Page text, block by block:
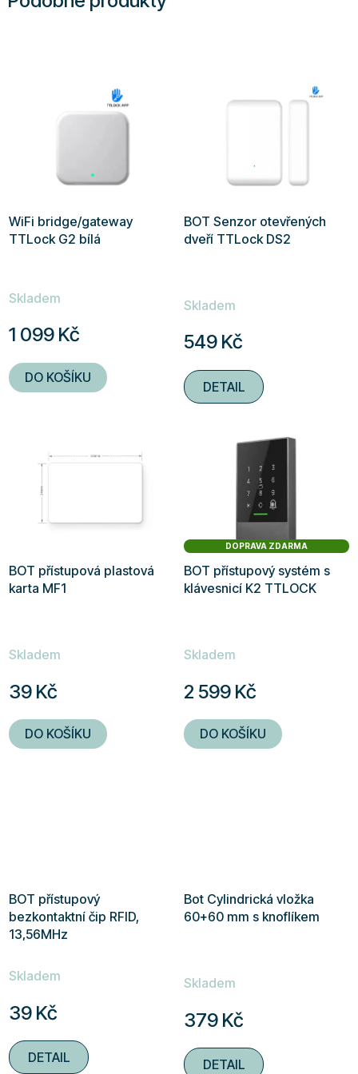
WiFi bridge/gateway
TTLock G2 bílá
hodnocení
je
4,9
z
Skladem
1 099 Kč
DO KOŠÍKU
BOT Senzor otevřených
dveří TTLock DS2
Skladem
549 Kč
DETAIL
BOT přístupová plastová
karta MF1
Skladem
39 Kč
DO KOŠÍKU
DOPRAVA ZDARMA
BOT přístupový systém s
klávesnicí K2 TTLOCK
Skladem
2 599 Kč
DO KOŠÍKU
BOT přístupový
bezkontaktní čip RFID,
13,56MHz
hodnocení
produktu
je
5,0
z
Skladem
39 Kč
DETAIL
Bot Cylindrická vložka
60+60 mm s knoflíkem
Skladem
379 Kč
DETAIL